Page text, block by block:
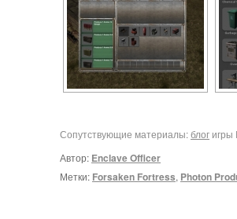
Сопутствующие материалы:блог игры
Автор: Enclave Officer
Метки: Forsaken Fortress, Photon